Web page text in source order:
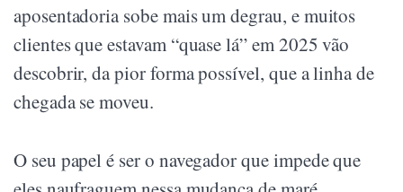
aposentadoria sobe mais um degrau, e muitos
clientes que estavam “quase lá” em 2025 vão
descobrir, da pior forma possível, que a linha de
chegada se moveu.
O seu papel é ser o navegador que impede que